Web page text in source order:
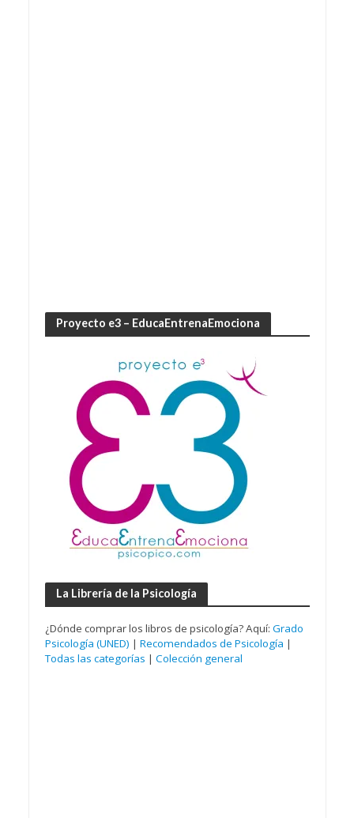
Proyecto e3 – EducaEntrenaEmociona
La Librería de la Psicología
¿Dónde comprar los libros de psicología? Aquí: Grado
Psicología (UNED) | Recomendados de Psicología |
Todas las categorías | Colección general